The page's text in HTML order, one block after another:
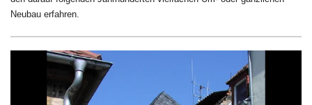
Neubau erfahren.